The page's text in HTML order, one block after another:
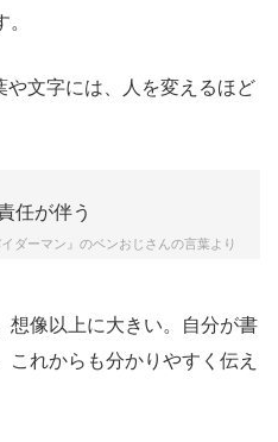
や文字には、人を変えるほど
任が伴う
イダーマン』のベンおじさんの言葉より
想像以上に大きい。自分が書
れからも分かりやすく伝え